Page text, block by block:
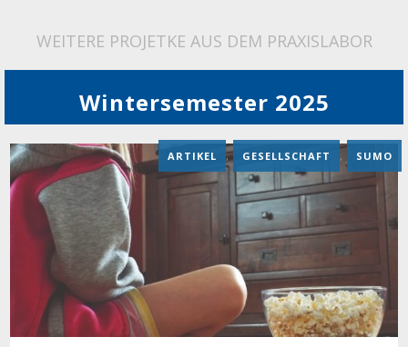
WEITERE PROJETKE AUS DEM PRAXISLABOR
Wintersemester 2025
ARTIKEL , GESELLSCHAFT , SUMO